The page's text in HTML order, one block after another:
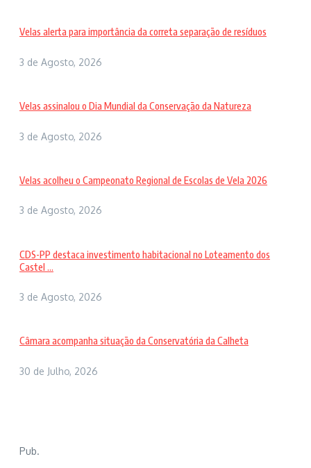
Velas alerta para importância da correta separação de resíduos
3 de Agosto, 2026
Velas assinalou o Dia Mundial da Conservação da Natureza
3 de Agosto, 2026
Velas acolheu o Campeonato Regional de Escolas de Vela 2026
3 de Agosto, 2026
CDS-PP destaca investimento habitacional no Loteamento dos
Castel ...
3 de Agosto, 2026
Câmara acompanha situação da Conservatória da Calheta
30 de Julho, 2026
Pub.